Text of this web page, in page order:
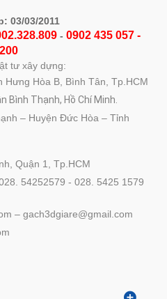
03/03/2011
- 0902 435 057 -
tư xây dựng:
Hưng Hòa B, Bình Tân, Tp.HCM
Bình Thạnh, Hồ Chí Minh.
– Huyện Đức Hòa – Tỉnh
Quận 1, Tp.HCM
54252579 - 028. 5425 1579
– gach3dgiare@gmail.com